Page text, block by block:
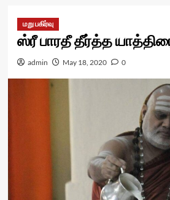
மறு பகிர்வு
ஸ்ரீ பாரதீ தீர்த்த
admin May 18, 2020 0